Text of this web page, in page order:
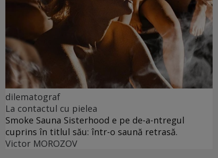
dilematograf
La contactul cu pielea
Smoke Sauna Sisterhood e pe de-a-ntregul
cuprins în titlul său: într-o saună retrasă.
Victor MOROZOV